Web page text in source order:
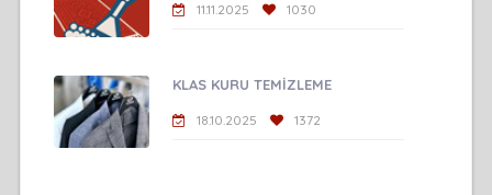
11.11.2025 1030
KLAS KURU TEMİZLEME
18.10.2025 1372